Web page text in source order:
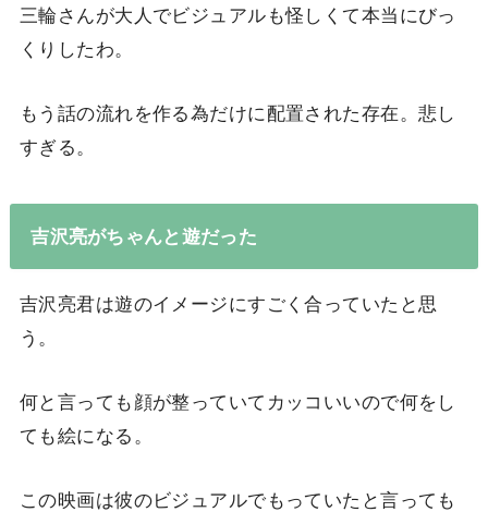
三輪さんが大人でビジュアルも怪しくて本当にびっ
くりしたわ。
もう話の流れを作る為だけに配置された存在。悲し
すぎる。
吉沢亮がちゃんと遊だった
吉沢亮君は遊のイメージにすごく合っていたと思
う。
何と言っても顔が整っていてカッコいいので何をし
ても絵になる。
この映画は彼のビジュアルでもっていたと言っても